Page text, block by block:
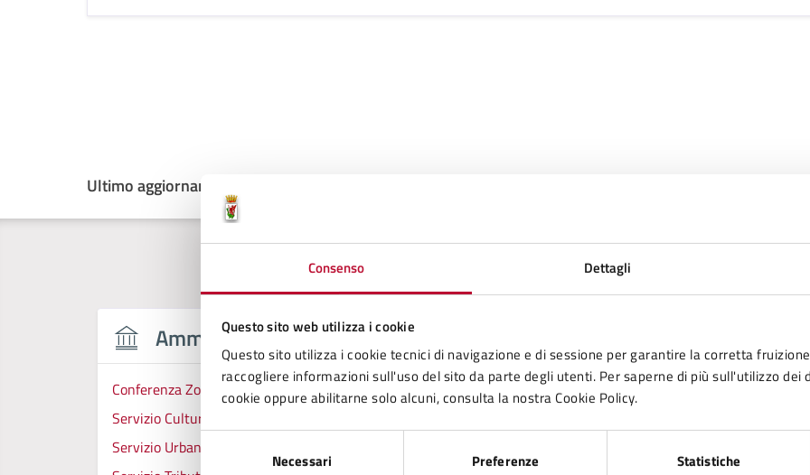
Consenso Dettagli
Questo sito web utilizza i cookie
Questo sito utilizza i cookie tecnici di navigazione e di sessione per garantire la corretta
raccogliere informazioni sull'uso del sito da parte degli utenti. Per saperne di più sull'utilizzo dei
cookie oppure abilitarne solo alcuni, consulta la nostra Cookie Policy.
Necessari Preferenze Statistiche
Ultimo aggiornamento:
Contenuti correlati
Amministrazione
Conferenza Zonale per l’Educazione e l’Istruzione della Zona Val di Cecina
Servizio Cultura
Servizio Urbanistica, Gestione Associata, Strumenti Urbanistici, Governo del Territorio